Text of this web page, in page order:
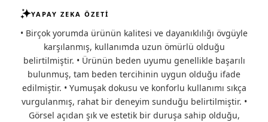
YAPAY ZEKA ÖZETİ
• Birçok yorumda ürünün kalitesi ve dayanıklılığı övgüyle
karşılanmış, kullanımda uzun ömürlü olduğu
belirtilmiştir. • Ürünün beden uyumu genellikle başarılı
bulunmuş, tam beden tercihinin uygun olduğu ifade
edilmiştir. • Yumuşak dokusu ve konforlu kullanımı sıkça
vurgulanmış, rahat bir deneyim sunduğu belirtilmiştir. •
Görsel açıdan şık ve estetik bir duruşa sahip olduğu,